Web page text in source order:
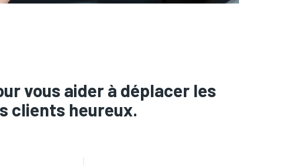
vous aider à déplacer les
clients heureux.